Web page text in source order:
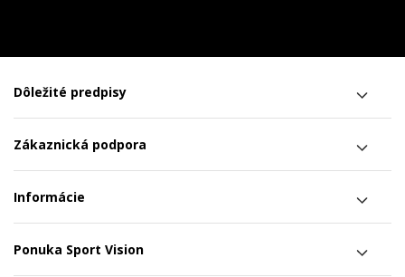
Dôležité predpisy
Zákaznická podpora
Informácie
Ponuka Sport Vision